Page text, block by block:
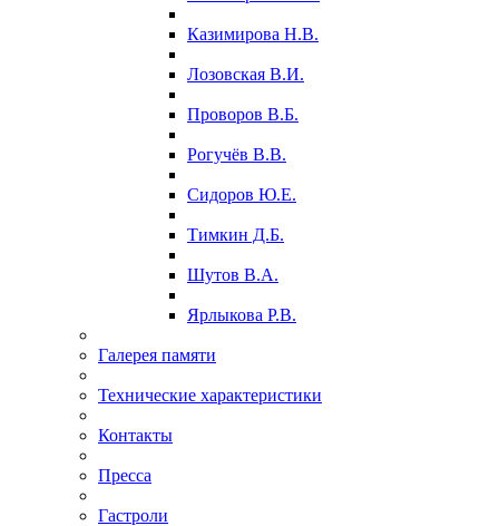
Казимирова Н.В.
Лозовская В.И.
Проворов В.Б.
Рогучёв В.В.
Сидоров Ю.Е.
Тимкин Д.Б.
Шутов В.А.
Ярлыкова Р.В.
Галерея памяти
Технические характеристики
Контакты
Пресса
Гастроли